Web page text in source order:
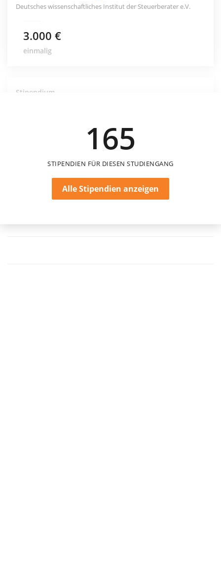
Deutsches wissenschaftliches Institut der Steuerberater e.V.
3.000 €
einmalig
Stipendium
165
STIPENDIEN FÜR DIESEN STUDIENGANG
Alle Stipendien anzeigen